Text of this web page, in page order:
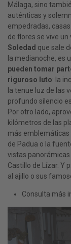
Málaga, sino
auténticas y
empedradas,
de flores se vive
Soledad que sale
la medianoche, es
pueden tomar
riguroso luto: la
la tenue luz de las
profundo silencio
Por otro lado,
kilómetros de las
más emblemáticas
de Padua o la
vistas
Castillo de Lízar. Y
al ajillo o sus
Consulta más